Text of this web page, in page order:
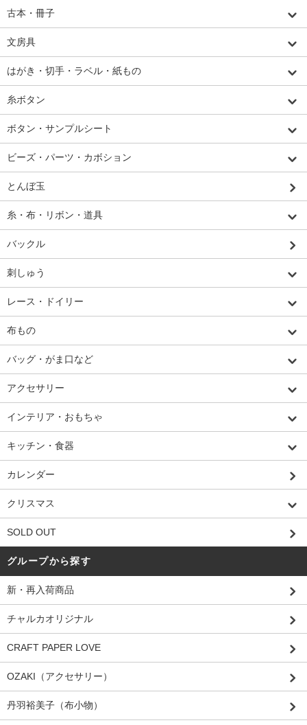
古本・冊子
文房具
はがき・切手・ラベル・紙もの
糸ボタン
ボタン・サンプルシート
ビーズ・パーツ・カボション
とんぼ玉
糸・布・リボン・道具
バックル
刺しゅう
レース・ドイリー
布もの
バッグ・がま口など
アクセサリー
インテリア・おもちゃ
キッチン・食器
カレンダー
クリスマス
SOLD OUT
グループから探す
新・再入荷商品
チャルカオリジナル
CRAFT PAPER LOVE
OZAKI（アクセサリー）
丹羽裕美子（布小物）